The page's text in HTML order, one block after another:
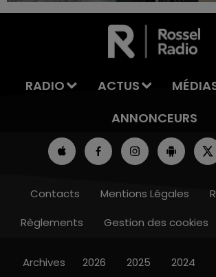
LA TEAM DU WEEK-END
RADIO ACTUS
ANNONCEURS
Contacts Mentions Légales
Règlements
Gestion des cookies
Archives 2026 2025 2024